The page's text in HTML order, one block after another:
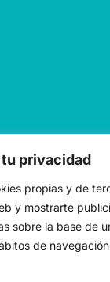
privacidad
propias y de
y mostrarte
sobre la base de
de